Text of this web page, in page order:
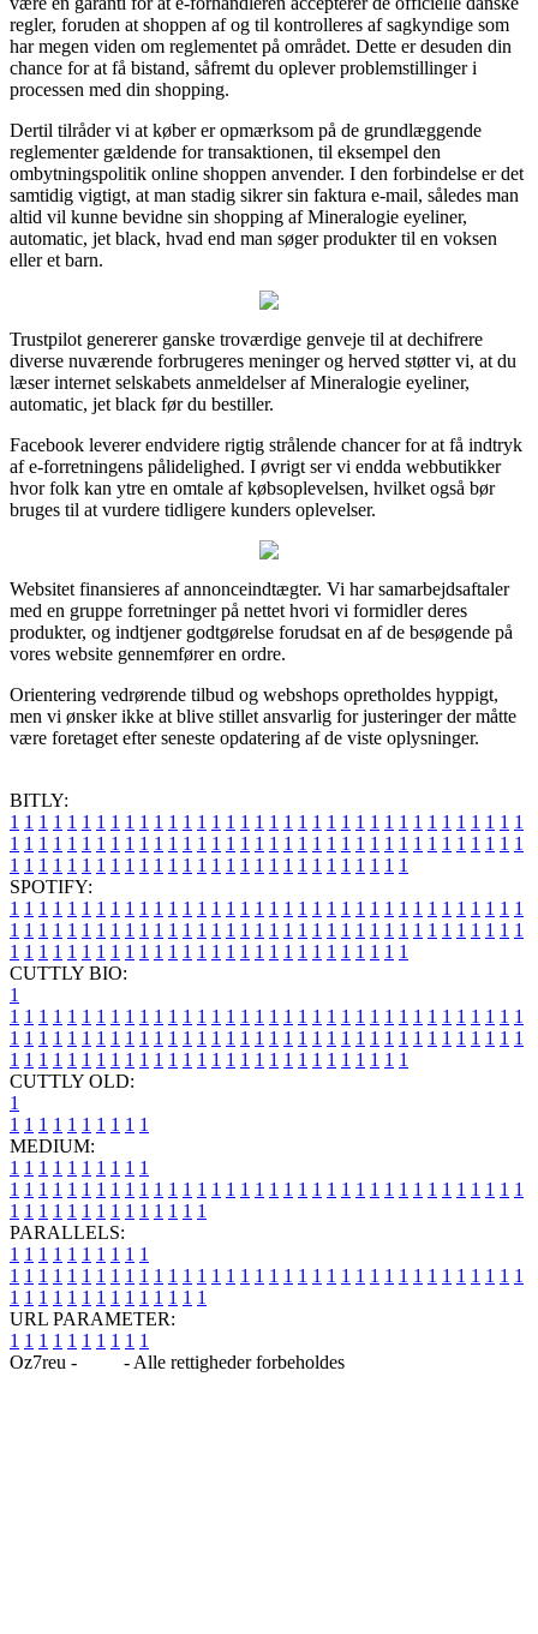
regler, foruden at shoppen af og til kontrolleres af sagkyndige som
har megen viden om reglementet på området. Dette er desuden din
chance for at få bistand, såfremt du oplever problemstillinger i
processen med din shopping.
Dertil tilråder vi at køber er opmærksom på de grundlæggende
reglementer gældende for transaktionen, til eksempel den
ombytningspolitik online shoppen anvender. I den forbindelse er det
samtidig vigtigt, at man stadig sikrer sin faktura e-mail, således man
altid vil kunne bevidne sin shopping af Mineralogie eyeliner,
automatic, jet black, hvad end man søger produkter til en voksen
eller et barn.
Trustpilot genererer ganske troværdige genveje til at dechifrere
diverse nuværende forbrugeres meninger og herved støtter vi, at du
læser internet selskabets anmeldelser af Mineralogie eyeliner,
automatic, jet black før du bestiller.
Facebook leverer endvidere rigtig strålende chancer for at få indtryk
af e-forretningens pålidelighed. I øvrigt ser vi endda webbutikker
hvor folk kan ytre en omtale af købsoplevelsen, hvilket også bør
bruges til at vurdere tidligere kunders oplevelser.
Websitet finansieres af annonceindtægter. Vi har samarbejdsaftaler
med en gruppe forretninger på nettet hvori vi formidler deres
produkter, og indtjener godtgørelse forudsat en af de besøgende på
vores website gennemfører en ordre.
Orientering vedrørende tilbud og webshops opretholdes hyppigt,
men vi ønsker ikke at blive stillet ansvarlig for justeringer der måtte
være foretaget efter seneste opdatering af de viste oplysninger.
BITLY:
1 1 1 1 1 1 1 1 1 1 1 1 1 1 1 1 1 1 1 1 1 1 1 1 1 1 1 1 1 1 1 1 1 1 1 1
1 1 1 1 1 1 1 1 1 1 1 1 1 1 1 1 1 1 1 1 1 1 1 1 1 1 1 1 1 1 1 1 1 1 1 1
1 1 1 1 1 1 1 1 1 1 1 1 1 1 1 1 1 1 1 1 1 1 1 1 1 1 1 1
SPOTIFY:
1 1 1 1 1 1 1 1 1 1 1 1 1 1 1 1 1 1 1 1 1 1 1 1 1 1 1 1 1 1 1 1 1 1 1 1
1 1 1 1 1 1 1 1 1 1 1 1 1 1 1 1 1 1 1 1 1 1 1 1 1 1 1 1 1 1 1 1 1 1 1 1
1 1 1 1 1 1 1 1 1 1 1 1 1 1 1 1 1 1 1 1 1 1 1 1 1 1 1 1
CUTTLY BIO:
1
1 1 1 1 1 1 1 1 1 1 1 1 1 1 1 1 1 1 1 1 1 1 1 1 1 1 1 1 1 1 1 1 1 1 1 1
1 1 1 1 1 1 1 1 1 1 1 1 1 1 1 1 1 1 1 1 1 1 1 1 1 1 1 1 1 1 1 1 1 1 1 1
1 1 1 1 1 1 1 1 1 1 1 1 1 1 1 1 1 1 1 1 1 1 1 1 1 1 1 1
CUTTLY OLD:
1
1 1 1 1 1 1 1 1 1 1
MEDIUM:
1 1 1 1 1 1 1 1 1 1
1 1 1 1 1 1 1 1 1 1 1 1 1 1 1 1 1 1 1 1 1 1 1 1 1 1 1 1 1 1 1 1 1 1 1 1
1 1 1 1 1 1 1 1 1 1 1 1 1 1
PARALLELS:
1 1 1 1 1 1 1 1 1 1
1 1 1 1 1 1 1 1 1 1 1 1 1 1 1 1 1 1 1 1 1 1 1 1 1 1 1 1 1 1 1 1 1 1 1 1
1 1 1 1 1 1 1 1 1 1 1 1 1 1
URL PARAMETER:
1 1 1 1 1 1 1 1 1 1
Oz7reu -
- Alle rettigheder forbeholdes